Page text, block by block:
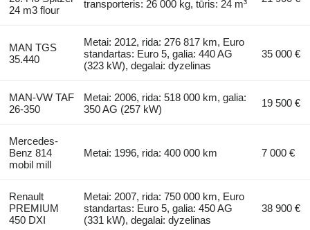
24 m3 flour
transporteris: 26 000 kg, tūris: 24 m³
MAN TGS
35.440
Metai: 2012, rida: 276 817 km, Euro
standartas: Euro 5, galia: 440 AG
(323 kW), degalai: dyzelinas
35 000 €
MAN-VW TAF
26-350
Metai: 2006, rida: 518 000 km, galia:
350 AG (257 kW)
19 500 €
Mercedes-
Benz 814
mobil mill
Metai: 1996, rida: 400 000 km 7 000 €
Renault
PREMIUM
450 DXI
Metai: 2007, rida: 750 000 km, Euro
standartas: Euro 5, galia: 450 AG
(331 kW), degalai: dyzelinas
38 900 €